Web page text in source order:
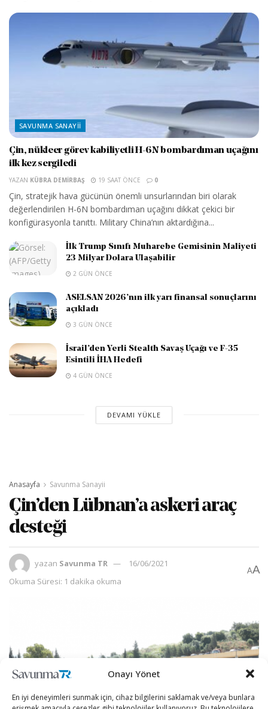
Onayı Yönet
En iyi deneyimleri sunmak için, cihaz bilgilerini saklamak ve/veya bunlara
SAVUNMA SANAYII
Çin, nükleer görev kabiliyetli H-6N bombardıman uçağını
ilk kez sergiledi
YAZAN KÜBRA DEMIRBAŞ 19 SAAT ÖNCE 0
Çin, stratejik hava gücünün önemli unsurlarından biri olarak
değerlendirilen H-6N bombardıman uçağını dikkat çekici bir
konfigürasyonla tanıttı. Military China’nın aktardığına...
İlk Trump Sınıfı Muharebe Gemisinin Maliyeti
23 Milyar Dolara Ulaşabilir
2 GÜN ÖNCE
ASELSAN 2026’nın ilk yarı finansal sonuçlarını
açıkladı
3 GÜN ÖNCE
İsrail’den Yerli Stealth Savaş Uçağı ve F-35
Esintili İHA Hedefi
4 GÜN ÖNCE
DEVAMI YÜKLE
Anasayfa Savunma Sanayii
Çin’den Lübnan’a askeri araç
desteği
yazan Savunma TR
16/06/2021
Okuma Süresi: 1 dakika okuma
AA